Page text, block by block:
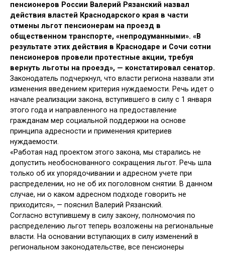
пенсионеров России Валерий Рязанский назвал
действия властей Краснодарского края в части
отмены льгот пенсионерам на проезд в
общественном транспорте, «непродуманными». «В
результате этих действия в Краснодаре и Сочи сотни
пенсионеров провели протестные акции, требуя
вернуть льготы на проезд», — констатировал сенатор.
Законодатель подчеркнул, что власти региона назвали эти
изменения введением критерия нуждаемости. Речь идет о
начале реализации закона, вступившего в силу с 1 января
этого года и направленного на предоставление
гражданам мер социальной поддержки на основе
принципа адресности и применения критериев
нуждаемости.
«Работая над проектом этого закона, мы старались не
допустить необоснованного сокращения льгот. Речь шла
только об их упорядочивании и адресном учете при
распределении, но не об их поголовном снятии. В данном
случае, ни о каком адресном подходе говорить не
приходится», — пояснил Валерий Рязанский.
Согласно вступившему в силу закону, полномочия по
распределению льгот теперь возложены на региональные
власти. На основании вступающих в силу изменений в
региональном законодательстве, все пенсионеры